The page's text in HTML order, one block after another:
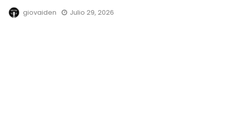
giovaiden Julio 29, 2026